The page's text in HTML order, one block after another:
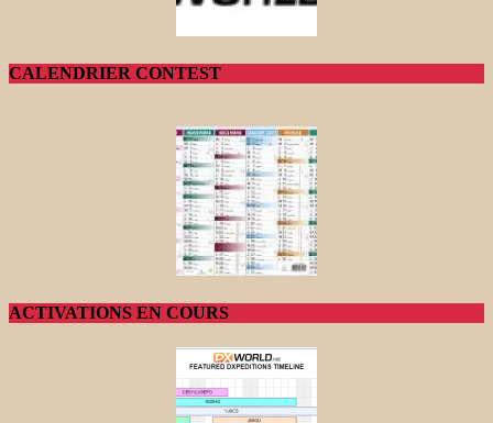
CALENDRIER CONTEST
ACTIVATIONS EN COURS